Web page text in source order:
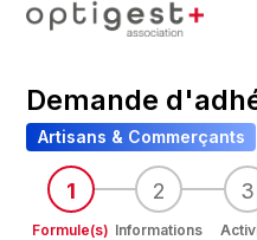
Demande
Artisans & Commerçants
1
Formule(s)
2
Informations
3